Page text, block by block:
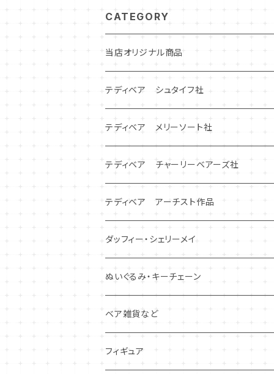
CATEGORY
当店オリジナル商品
テディベア シュタイフ社
テディベア メリーソート社
テディベア チャーリーベアーズ社
テディベア アーチスト作品
ダッフィー・シェリーメイ
ぬいぐるみ・キーチェーン
ベア雑貨など
フィギュア